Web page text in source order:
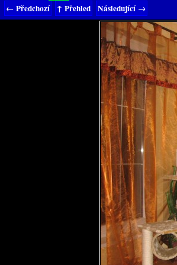
← Předchozí
↑ Přehled Následující →